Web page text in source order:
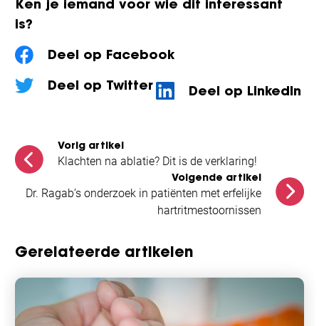
Ken je iemand voor wie dit interessant
is?
Deel op Facebook
Deel op Twitter
Deel op LinkedIn
Vorig artikel
Klachten na ablatie? Dit is de verklaring!
Volgende artikel
Dr. Ragab’s onderzoek in patiënten met erfelijke
hartritmestoornissen
Gerelateerde artikelen